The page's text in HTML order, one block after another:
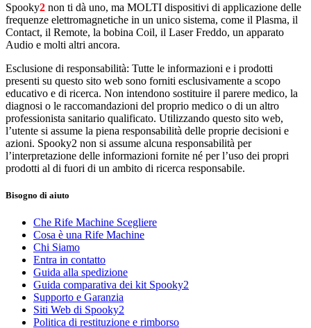
Spooky2 non ti dà uno, ma MOLTI dispositivi di applicazione delle
frequenze elettromagnetiche in un unico sistema, come il Plasma, il
Contact, il Remote, la bobina Coil, il Laser Freddo, un apparato
Audio e molti altri ancora.
Esclusione di responsabilità: Tutte le informazioni e i prodotti
presenti su questo sito web sono forniti esclusivamente a scopo
educativo e di ricerca. Non intendono sostituire il parere medico, la
diagnosi o le raccomandazioni del proprio medico o di un altro
professionista sanitario qualificato. Utilizzando questo sito web,
l’utente si assume la piena responsabilità delle proprie decisioni e
azioni. Spooky2 non si assume alcuna responsabilità per
l’interpretazione delle informazioni fornite né per l’uso dei propri
prodotti al di fuori di un ambito di ricerca responsabile.
Bisogno di aiuto
Che Rife Machine Scegliere
Cosa è una Rife Machine
Chi Siamo
Entra in contatto
Guida alla spedizione
Guida comparativa dei kit Spooky2
Supporto e Garanzia
Siti Web di Spooky2
Politica di restituzione e rimborso